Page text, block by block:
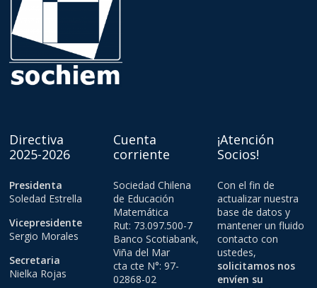
Directiva
2025-2026
Presidenta
Soledad Estrella
Vicepresidente
Sergio Morales
Secretaria
Nielka Rojas
Cuenta
corriente
Sociedad Chilena
de Educación
Matemática
Rut: 73.097.500-7
Banco Scotiabank,
Viña del Mar
cta cte N°: 97-
02868-02
¡Atención
Socios!
Con el fin de
actualizar nuestra
base de datos y
mantener un fluido
contacto con
ustedes,
solicitamos nos
envíen su